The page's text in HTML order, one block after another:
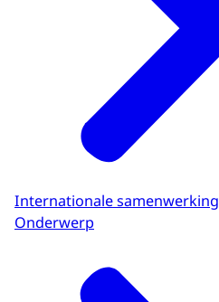
Internationale samenwerking
Onderwerp